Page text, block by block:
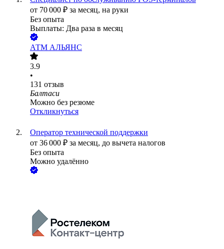
от 70 000 ₽ за месяц, на руки
Без опыта
Выплаты: Два раза в месяц
АТМ АЛЬЯНС
3.9
•
131 отзыв
Балтаси
Можно без резюме
Откликнуться
Оператор технической поддержки
от 36 000 ₽ за месяц, до вычета налогов
Без опыта
Можно удалённо